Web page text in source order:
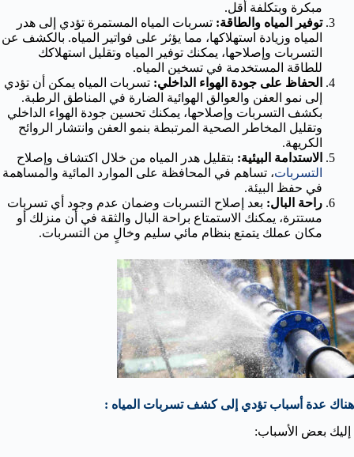
مبكرة وبتكلفة أقل.
توفير المياه والطاقة: تسربات المياه المستمرة تؤدي إلى هدر
المياه وزيادة استهلاكها، مما يؤثر على فواتير المياه. بالكشف عن
التسربات وإصلاحها، يمكنك توفير المياه وتقليل استهلاكك
للطاقة المستخدمة في تسخين المياه.
الحفاظ على جودة الهواء الداخلي: تسربات المياه يمكن أن تؤدي
إلى نمو العفن والعوالق الهوائية الضارة في المناطق الرطبة.
بكشف التسربات وإصلاحها، يمكنك تحسين جودة الهواء الداخلي
وتقليل المخاطر الصحية المرتبطة بنمو العفن وانتشار الروائح
الكريهة.
الاستدامة البيئية: بتقليل هدر المياه من خلال اكتشاف وإصلاح
التسربات، تساهم في المحافظة على الموارد المائية والمساهمة
في حفظ البيئة.
راحة البال: بعد إصلاح التسربات وضمان عدم وجود أي تسربات
مستترة، يمكنك الاستمتاع براحة البال والثقة في أن منزلك أو
مكان عملك يتمتع بنظام مائي سليم وخالٍ من التسربات.
هناك عدة أسباب تؤدي إلى كشف تسربات المياه :
إليك بعض الأسباب: